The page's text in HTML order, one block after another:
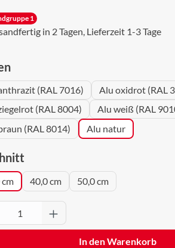
1
in 2 Tagen, Lieferzeit 1-3 Tage
auswählen
(RAL 7016)
Alu oxidrot (RAL
(RAL 8004)
Alu weiß (RAL
(RAL 8014)
Alu natur
auswählen
40,0 cm 50,0 cm
Anzahl: Gib den
In den Warenkorb